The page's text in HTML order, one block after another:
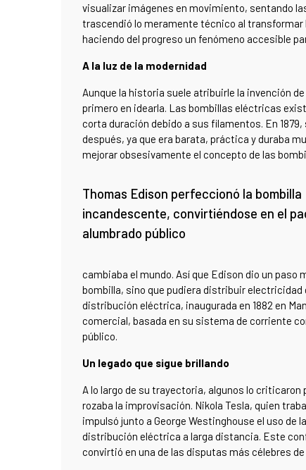
visualizar imágenes en movimiento, sentando
trascendió lo meramente técnico al transformar
haciendo del progreso un fenómeno accesible
A la luz de la modernidad
Aunque la historia suele atribuirle la invención
primero en idearla. Las bombillas eléctricas
corta duración debido a sus filamentos. En
después, ya que era barata, práctica y duraba
mejorar obsesivamente el concepto de las
Thomas Edison perfeccionó la bombilla
incandescente, convirtiéndose en el
alumbrado público
cambiaba el mundo. Así que Edison dio un paso
bombilla, sino que pudiera distribuir electricidad
distribución eléctrica, inaugurada en 1882 en
comercial, basada en su sistema de corriente
público.
Un legado que sigue brillando
A lo largo de su trayectoria, algunos lo criticaron
rozaba la improvisación. Nikola Tesla, quien
impulsó junto a George Westinghouse el uso
distribución eléctrica a larga distancia. Este
convirtió en una de las disputas más célebres